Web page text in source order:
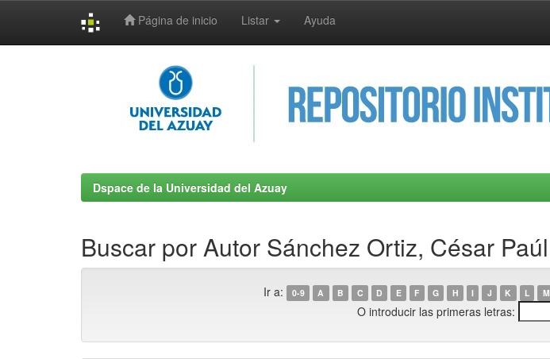
Página de inicio Listar Ayuda
Dspace de la Universidad del Azuay
Buscar por Autor Sánchez Ortiz, César Paúl
Ir a: 0-9 A B C D E F G H I J K L M
O introducir las primeras letras: